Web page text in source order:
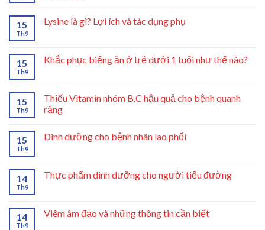
15
Th9
Lysine là gì? Lợi ích và tác dụng phụ
15
Th9
Khắc phục biếng ăn ở trẻ dưới 1 tuổi như thế nào?
15
Th9
Thiếu Vitamin nhóm B,C hậu quả cho bệnh quanh
răng
15
Th9
Dinh dưỡng cho bệnh nhân lao phổi
14
Th9
Thực phẩm dinh dưỡng cho người tiểu đường
14
Th9
Viêm âm đạo và những thông tin cần biết